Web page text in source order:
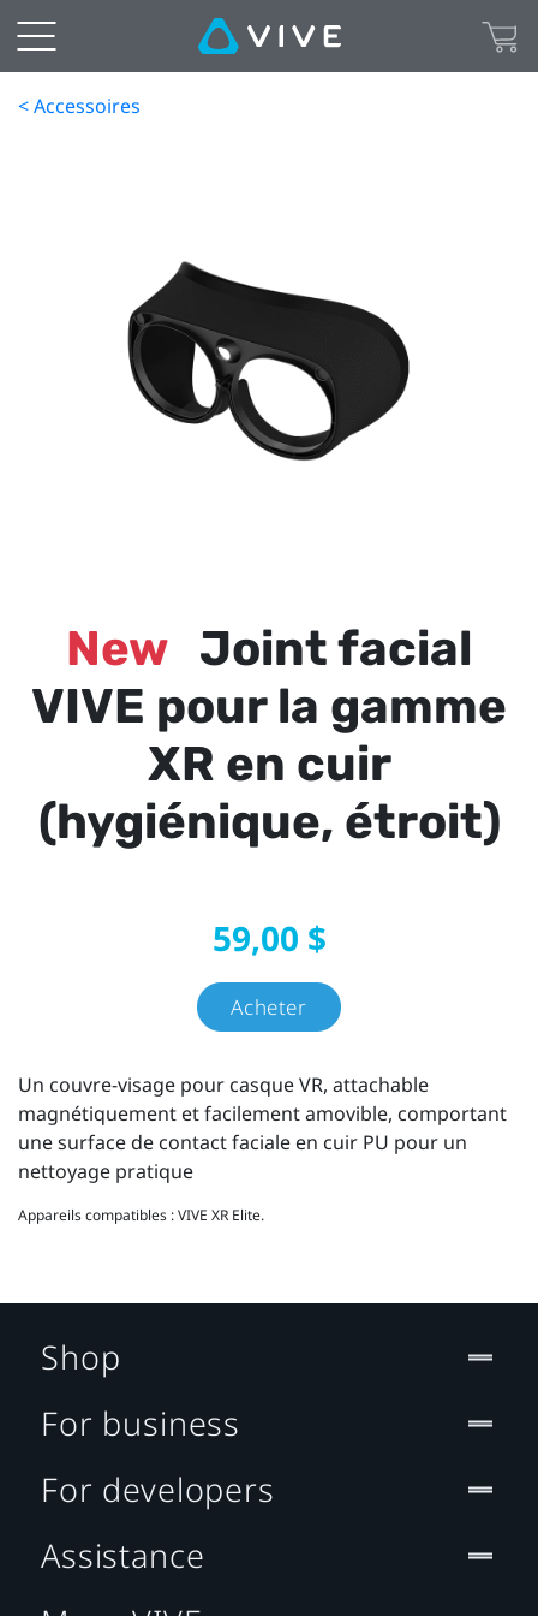
< Accessoires
New Joint facial
VIVE pour la gamme
XR en cuir
(hygiénique, étroit)
59,00 $
Acheter
Un couvre-visage pour casque VR, attachable
magnétiquement et facilement amovible, comportant
une surface de contact faciale en cuir PU pour un
nettoyage pratique
Appareils compatibles : VIVE XR Elite.
Shop
For business
For developers
Assistance